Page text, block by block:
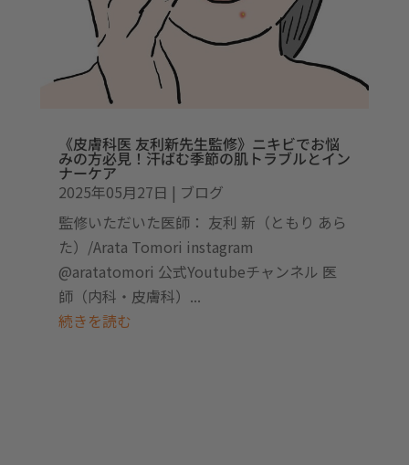
《皮膚科医 友利新先生監修》ニキビでお悩
みの方必見！汗ばむ季節の肌トラブルとイン
ナーケア
2025年05月27日 | ブログ
監修いただいた医師： 友利 新（ともり あら
た）/Arata Tomori instagram
@aratatomori 公式Youtubeチャンネル 医
師（内科・皮膚科）...
続きを読む